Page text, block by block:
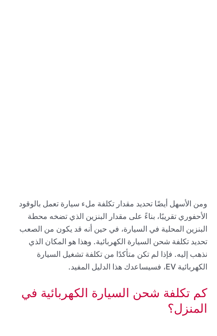
ومن الأسهل أيضًا تحديد مقدار تكلفة ملء سيارة تعمل بالوقود
الأحفوري تقريبًا، بناءً على مقدار البنزين الذي تضخه محطة
البنزين المحلية في السيارة، في حين أنه قد يكون من الصعب
تحديد تكلفة شحن السيارة الكهربائية. وهذا هو المكان الذي
نذهب إليه. فإذا لم تكن متأكدًا من تكلفة تشغيل السيارة
الكهربائية EV، فسيساعدك هذا الدليل المفيد.
كم تكلفة شحن السيارة الكهربائية في
المنزل؟